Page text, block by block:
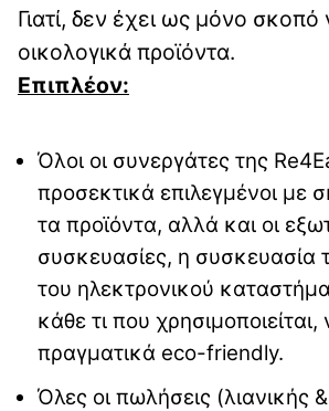
Γιατί, δεν έχει ως μόνο
οικολογικά προϊόντα.
Επιπλέον:
Όλοι οι συνεργάτες της
προσεκτικά επιλεγμένοι με
τα προϊόντα, αλλά και οι
συσκευασίες, η συσκευασία
του ηλεκτρονικού
κάθε τι που χρησιμοποιείται,
πραγματικά eco-friendly.
Όλες οι πωλήσεις (λιανικής